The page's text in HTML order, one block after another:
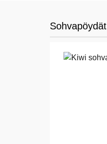
Sohvapöydät